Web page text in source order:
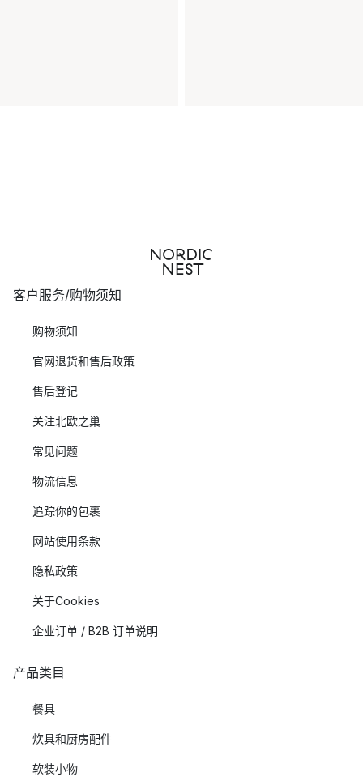
客户服务/购物须知
购物须知
官网退货和售后政策
售后登记
关注北欧之巢
常见问题
物流信息
追踪你的包裹
网站使用条款
隐私政策
关于Cookies
企业订单 / B2B 订单说明
产品类目
餐具
炊具和厨房配件
软装小物